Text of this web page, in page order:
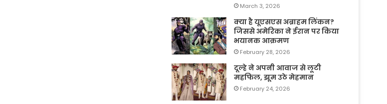
March 3, 2026
क्या है यूएसएस अब्राहम लिंकन?
जिससे अमेरिका ने ईरान पर किया
भयानक आक्रमण
February 28, 2026
दूल्हे ने अपनी आवाज से लूटी
महफिल, झूम उठे मेहमान
February 24, 2026